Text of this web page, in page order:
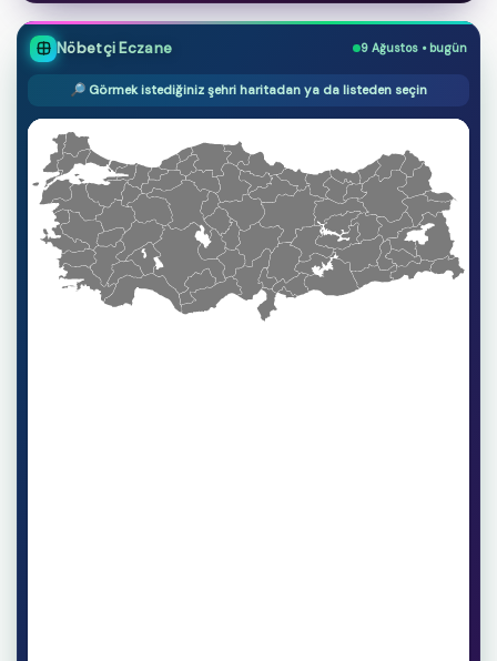
Nöbetçi Eczane 9 Ağustos • bugün
🔎 Görmek istediğiniz şehri haritadan ya da listeden seçin